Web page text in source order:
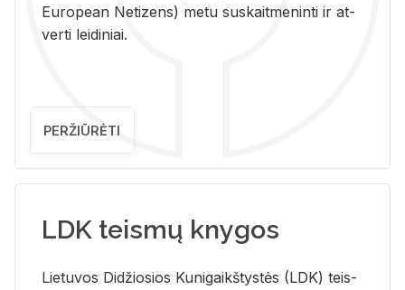
Eu­ro­pe­an Ne­ti­zens) metu su­skait­me­nin­ti ir at­
ver­ti lei­di­niai.
PERŽIŪRĖTI
LDK teismų knygos
Lie­tu­vos Di­džio­sios Ku­ni­gaikš­tys­tės (LDK) teis­